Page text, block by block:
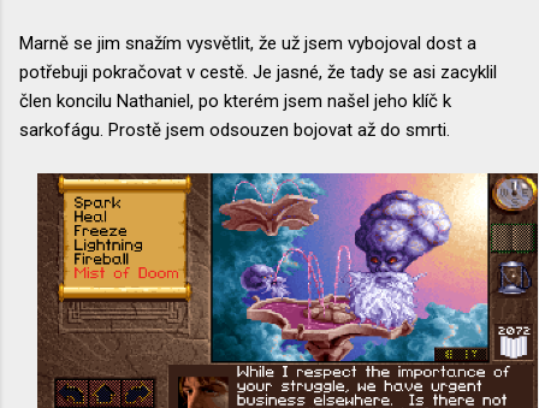
Marně se jim snažím vysvětlit, že už jsem vybojoval dost a
potřebuji pokračovat v cestě. Je jasné, že tady se asi zacyklil
člen koncilu Nathaniel, po kterém jsem našel jeho klíč k
sarkofágu. Prostě jsem odsouzen bojovat až do smrti.